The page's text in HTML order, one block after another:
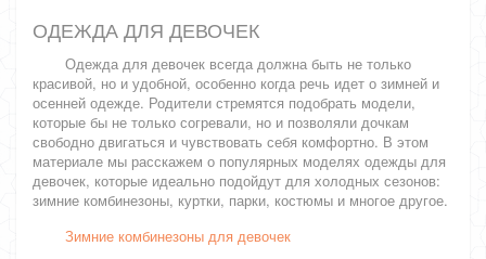
ОДЕЖДА ДЛЯ ДЕВОЧЕК
Одежда для девочек всегда должна быть не только
красивой, но и удобной, особенно когда речь идет о зимней и
осенней одежде. Родители стремятся подобрать модели,
которые бы не только согревали, но и позволяли дочкам
свободно двигаться и чувствовать себя комфортно. В этом
материале мы расскажем о популярных моделях одежды для
девочек, которые идеально подойдут для холодных сезонов:
зимние комбинезоны, куртки, парки, костюмы и многое другое.
Зимние комбинезоны для девочек